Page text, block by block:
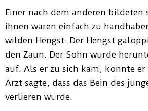
Einer nach dem anderen bildeten
ihnen waren einfach zu
wilden Hengst. Der Hengst
den Zaun. Der Sohn wurde
auf. Als er zu sich kam, konnte
Arzt sagte, dass das Bein des
verlieren würde.